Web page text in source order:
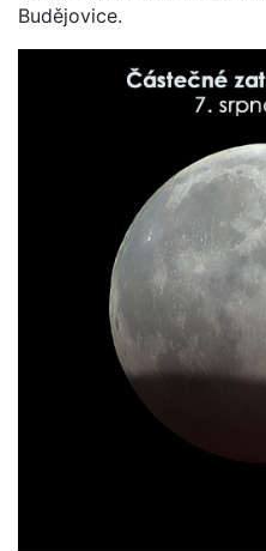
Budějovice.